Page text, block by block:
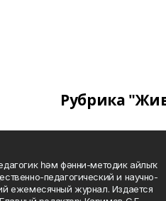
Рубрика
һәм фәнни-методик айлыҡ
педагогический и научно-
ежемесячный журнал. Издается